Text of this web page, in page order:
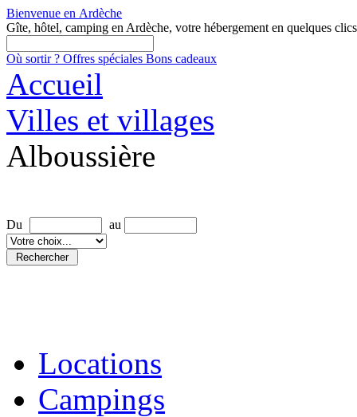
Bienvenue en Ardèche
Gîte, hôtel, camping en Ardèche, votre hébergement en quelques clics
Où sortir ? Offres spéciales Bons cadeaux
Accueil
Villes et villages
Alboussière
Du au
Locations
Campings